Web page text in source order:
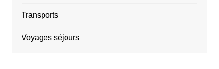
Transports
Voyages séjours